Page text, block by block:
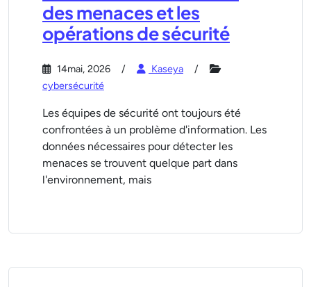
des menaces et les
opérations de sécurité
14mai, 2026
Kaseya
cybersécurité
Les équipes de sécurité ont toujours été
confrontées à un problème d'information. Les
données nécessaires pour détecter les
menaces se trouvent quelque part dans
l'environnement, mais